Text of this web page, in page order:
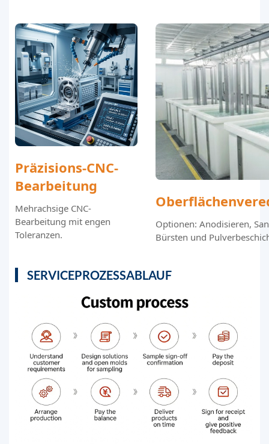
Präzisions-CNC-
Bearbeitung
Mehrachsige CNC-
Bearbeitung mit engen
Toleranzen.
Optionen: Anodisieren,
Bürsten und
SERVICEPROZESSABLAUF